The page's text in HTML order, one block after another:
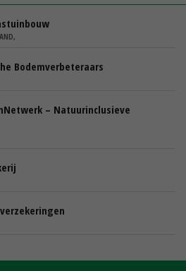
Bodemverbeteraars
– Natuurinclusieve